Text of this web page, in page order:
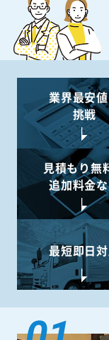
業界最安
挑戦
見積もり無
追加料金
最短即日